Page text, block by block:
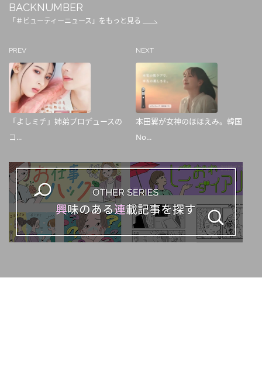
BACKNUMBER
「＃ビューティーニュース」をもっと見る
PREV
「よしミチ」姉弟プロデュースの
コ...
NEXT
本田翼が女神のほほえみ。韓国
No...